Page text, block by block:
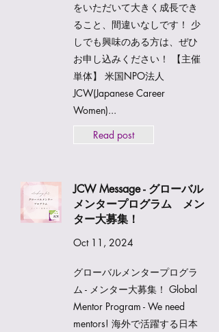
をいただいて大きく成長でき
ること、間違いなしです！ 少
しでも興味のある方は、ぜひ
お申し込みください！ 【主催
単体】 米国NPO法人
JCW(Japanese Career
Women)...
Read post
JCW Message - グローバル
メンタープログラム メン
ター大募集！
Oct 11, 2024
グローバルメンタープログラ
ム - メンター大募集！ Global
Mentor Program - We need
mentors! 海外で活躍する日本